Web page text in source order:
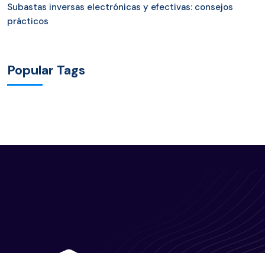
Subastas inversas electrónicas y efectivas: consejos
prácticos
Popular Tags